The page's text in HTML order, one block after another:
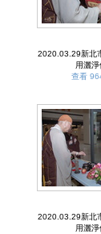
2020.03.29新北
用灑
查看
2020.03.29新北
用灑